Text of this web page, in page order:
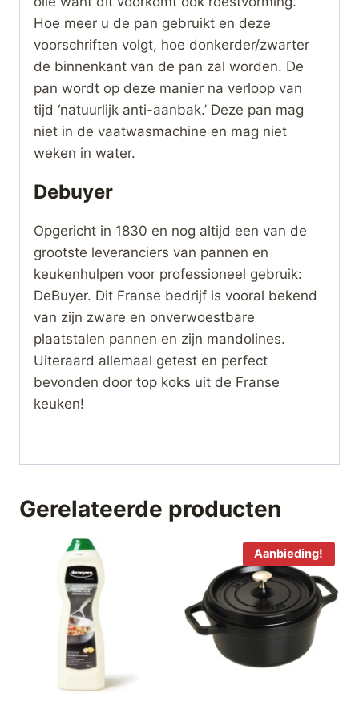
Hoe meer u de pan gebruikt en deze
voorschriften volgt, hoe donkerder/zwarter
de binnenkant van de pan zal worden. De
pan wordt op deze manier na verloop van
tijd ‘natuurlijk anti-aanbak.’ Deze pan mag
niet in de vaatwasmachine en mag niet
weken in water.
Debuyer
Opgericht in 1830 en nog altijd een van de
grootste leveranciers van pannen en
keukenhulpen voor professioneel gebruik:
DeBuyer. Dit Franse bedrijf is vooral bekend
van zijn zware en onverwoestbare
plaatstalen pannen en zijn mandolines.
Uiteraard allemaal getest en perfect
bevonden door top koks uit de Franse
keuken!
Gerelateerde producten
Aanbieding!